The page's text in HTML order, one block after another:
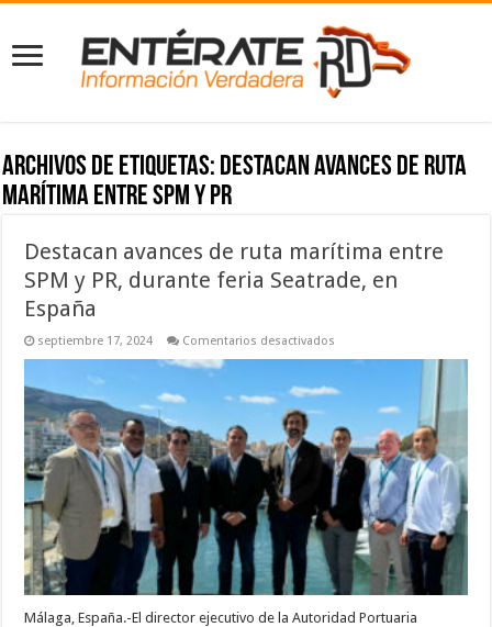
Archivos de etiquetas: Destacan avances de ruta
marítima entre SPM y PR
Destacan avances de ruta marítima entre
SPM y PR, durante feria Seatrade, en
España
septiembre 17, 2024 Comentarios desactivados
ruta
marítima
entre
SPM
y
PR,
durante
feria
Seatrade,
en
España
Málaga, España.-El director ejecutivo de la Autoridad Portuaria